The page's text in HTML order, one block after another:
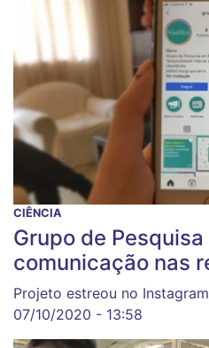
CIÊNCIA
Grupo de
comunicação nas
Projeto estreou no
07/10/2020 - 13:58